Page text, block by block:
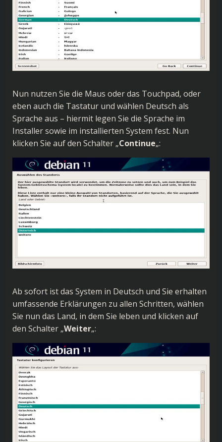
Nun nutzen Sie die Maus oder das Touchpad, oder
eben auch die Tastatur und wählen Deutsch als
Sprache aus – hiermit legen Sie die Sprache im
Installer sowie im installierten System fest. Nun
klicken Sie auf den Schalter „Continue„:
Ab sofort ist das System in Deutsch und Sie erhalten
umfassende Erklärungen zu allen Schritten, wählen
Sie nun das Land, in dem Sie leben und klicken auf
den Schalter „Weiter„: